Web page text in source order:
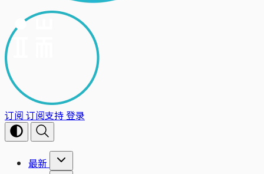
订阅 订阅支持登录
最新